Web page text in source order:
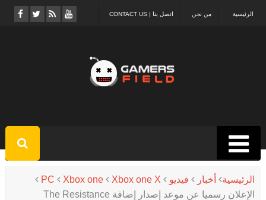
اتصل بنا | CONTACT US من نحن الرئيسية
الرئيسية أخبار فيديو PC Xbox one
Xbox one X
الإعلان رسميا عن موعد إصدار إضافة The Resistance